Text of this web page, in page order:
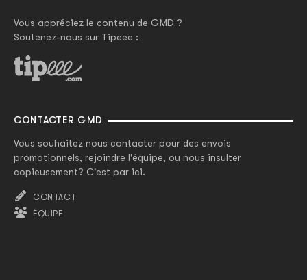
Vous appréciez le contenu de GMD ?
Soutenez-nous sur Tipeee :
CONTACTER GMD
Vous souhaitez nous contacter pour des envois
promotionnels, rejoindre l'équipe, ou nous insulter
copieusement? C'est par ici.
CONTACT
ÉQUIPE